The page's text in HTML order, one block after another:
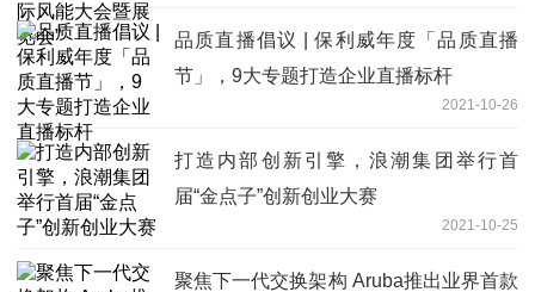
品质直播倡议 | 保利威年度「品质直播
节」，9大专题打造企业直播标杆
2021-10-26
打造内部创新引擎，浪潮集团举行首
届“金点子”创新创业大赛
2021-10-25
聚焦下一代交换架构 Aruba推出业界首款